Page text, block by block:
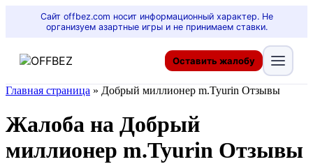
Сайт offbez.com носит информационный характер. Не
организуем азартные игры и не принимаем ставки.
Оставить жалобу
Главная страница » Добрый миллионер m.Tyurin Отзывы
Жалоба на Добрый
миллионер m.Tyurin Отзывы